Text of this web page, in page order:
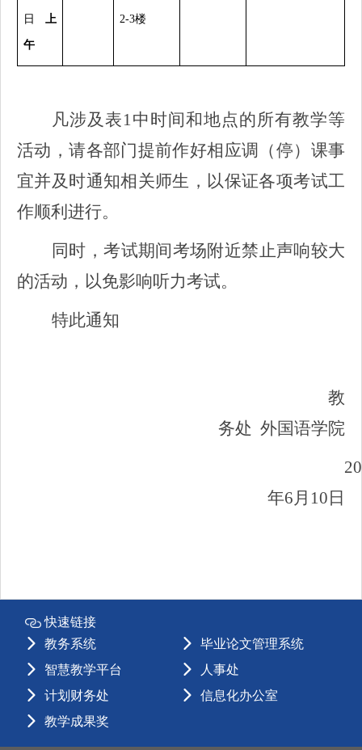
日 上
午
2-3楼
凡涉及表1中时间和地点的所有教学等
活动，请各部门提前作好相应调（停）课事
宜并及时通知相关师生，以保证各项考试工
作顺利进行。
同时，考试期间考场附近禁止声响较大
的活动，以免影响听力考试。
特此通知
教
务处 外国语学院
年6月10日
快速链接
教务系统
毕业论文管理系统
智慧教学平台
人事处
计划财务处
信息化办公室
教学成果奖